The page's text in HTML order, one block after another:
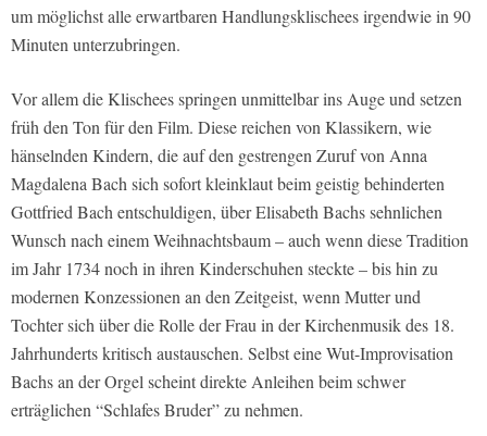
um möglichst alle erwartbaren Handlungsklischees irgendwie in 90
Minuten unterzubringen.
Vor allem die Klischees springen unmittelbar ins Auge und setzen
früh den Ton für den Film. Diese reichen von Klassikern, wie
hänselnden Kindern, die auf den gestrengen Zuruf von Anna
Magdalena Bach sich sofort kleinklaut beim geistig behinderten
Gottfried Bach entschuldigen, über Elisabeth Bachs sehnlichen
Wunsch nach einem Weihnachtsbaum – auch wenn diese Tradition
im Jahr 1734 noch in ihren Kinderschuhen steckte – bis hin zu
modernen Konzessionen an den Zeitgeist, wenn Mutter und
Tochter sich über die Rolle der Frau in der Kirchenmusik des 18.
Jahrhunderts kritisch austauschen. Selbst eine Wut-Improvisation
Bachs an der Orgel scheint direkte Anleihen beim schwer
erträglichen “Schlafes Bruder” zu nehmen.